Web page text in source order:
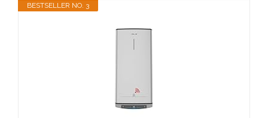
BESTSELLER NO. 3